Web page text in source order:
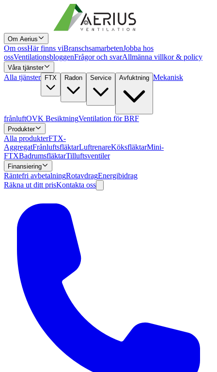
Om Aerius
Om ossHär finns viBranschsamarbetenJobba hos
ossVentilationsbloggenFrågor och svarAllmänna villkor & policy
Våra tjänster
Alla tjänster FTX Radon Service Avfuktning Mekanisk
frånluftOVK BesiktningVentilation för BRF
Produkter
Alla produkterFTX-
AggregatFrånluftsfläktarLuftrenareKöksfläktarMini-
FTXBadrumsfläktarTilluftsventiler
Finansiering
Räntefri avbetalningRotavdragEnergibidrag
Räkna ut ditt prisKontakta oss